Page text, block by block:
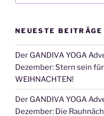
NEUESTE BEITRÄGE
Der GANDIVA YOGA
Dezember: Stern sein
WEIHNACHTEN!
Der GANDIVA YOGA
Dezember: Die